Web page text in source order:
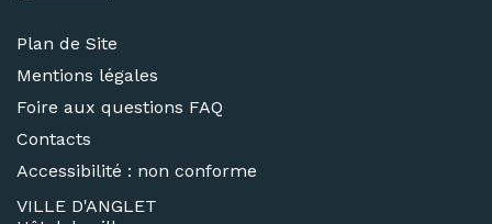
Plan de Site
Mentions légales
Foire aux questions FAQ
Contacts
Accessibilité : non conforme
VILLE D'ANGLET